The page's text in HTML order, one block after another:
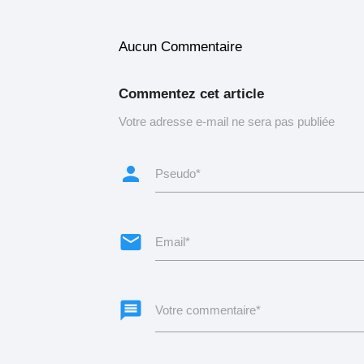
Aucun Commentaire
Commentez cet article
Votre adresse e-mail ne sera pas publiée
person Pseudo*
email Email*
message Votre commentaire*